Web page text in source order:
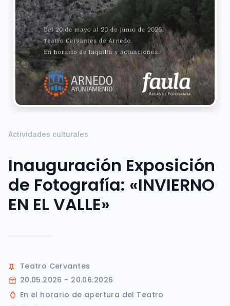
Actividades culturales
Inauguración Exposición
de Fotografía: «INVIERNO
EN EL VALLE»
Teatro Cervantes
20.05.2026 - 20.06.2026
En el horario de apertura del Teatro